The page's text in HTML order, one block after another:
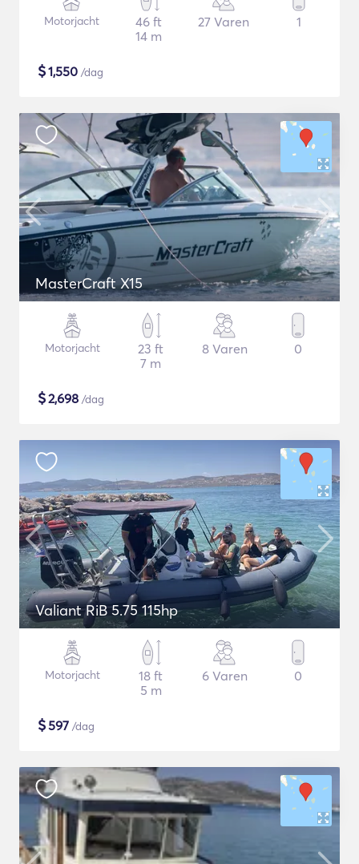
Motorjacht
46 ft
14 m
27 Varen 1
$1,550 /dag
MasterCraft X15
Motorjacht
23 ft
7 m
8 Varen 0
$2,698 /dag
Valiant RiB 5.75 115hp
Motorjacht
18 ft
5 m
6 Varen 0
$597 /dag